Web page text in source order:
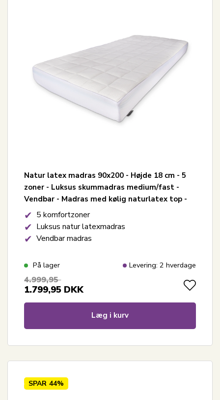
Natur latex madras 90x200 - Højde 18 cm - 5
zoner - Luksus skummadras medium/fast -
Vendbar - Madras med kølig naturlatex top -
Nature By Borg
På lager Levering: 2 hverdage
5 komfortzoner
Luksus natur latexmadras
Vendbar madras
4.999,95
1.799,95 DKK
Læg i kurv
SPAR 44%